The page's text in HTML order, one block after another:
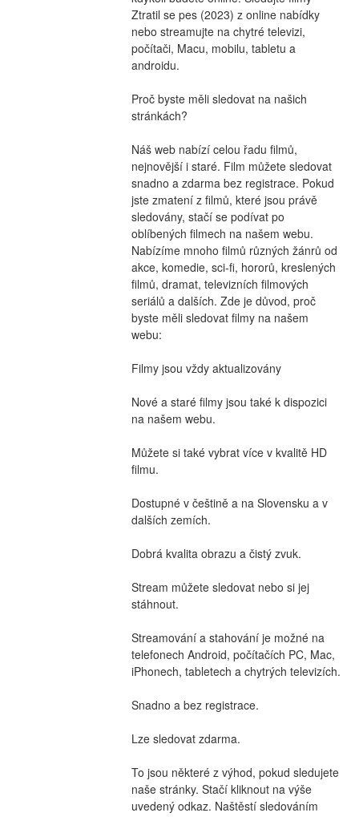
Ztratil se pes (2023) z online nabídky
nebo streamujte na chytré televizi,
počítači, Macu, mobilu, tabletu a
androidu.
Proč byste měli sledovat na našich
stránkách?
Náš web nabízí celou řadu filmů,
nejnovější i staré. Film můžete sledovat
snadno a zdarma bez registrace. Pokud
jste zmatení z filmů, které jsou právě
sledovány, stačí se podívat po
oblíbených filmech na našem webu.
Nabízíme mnoho filmů různých žánrů od
akce, komedie, sci-fi, hororů, kreslených
filmů, dramat, televizních filmových
seriálů a dalších. Zde je důvod, proč
byste měli sledovat filmy na našem
webu:
Filmy jsou vždy aktualizovány
Nové a staré filmy jsou také k dispozici
na našem webu.
Můžete si také vybrat více v kvalitě HD
filmu.
Dostupné v češtině a na Slovensku a v
dalších zemích.
Dobrá kvalita obrazu a čistý zvuk.
Stream můžete sledovat nebo si jej
stáhnout.
Streamování a stahování je možné na
telefonech Android, počítačích PC, Mac,
iPhonech, tabletech a chytrých televizích.
Snadno a bez registrace.
Lze sledovat zdarma.
To jsou některé z výhod, pokud sledujete
naše stránky. Stačí kliknout na výše
uvedený odkaz. Naštěstí sledováním